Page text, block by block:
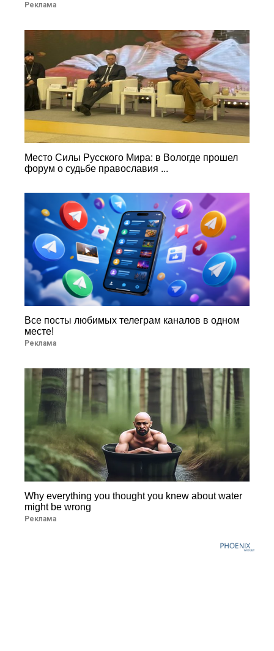
Реклама
Место Силы Русского Мира: в Вологде прошел
форум о судьбе православия ...
Все посты любимых телеграм каналов в одном
месте!
Реклама
Why everything you thought you knew about water
might be wrong
Реклама